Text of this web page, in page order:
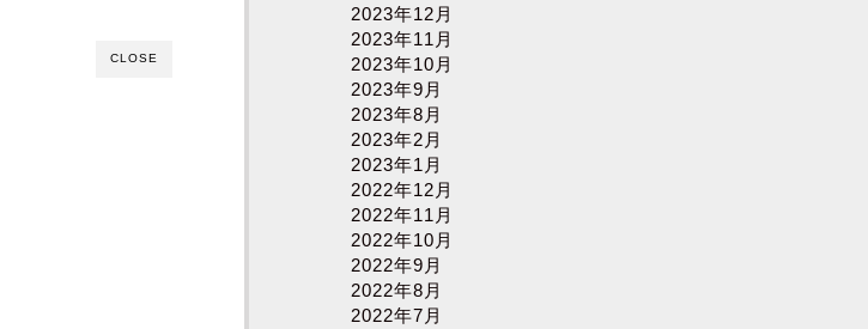
CLOSE
2023年12月
2023年11月
2023年10月
2023年9月
2023年8月
2023年2月
2023年1月
2022年12月
2022年11月
2022年10月
2022年9月
2022年8月
2022年7月